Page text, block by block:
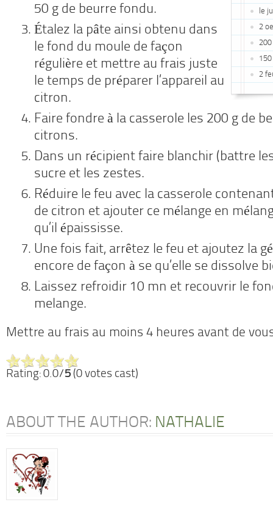
le
2
2
50 g de beurre fondu.
Étalez la pâte ainsi obtenu dans
le fond du moule de façon
régulière et mettre au frais juste
le temps de préparer l’appareil au
citron.
Faire fondre à la casserole les 200 g de
citrons.
Dans un récipient faire blanchir (battre
sucre et les zestes.
Réduire le feu avec la casserole
de citron et ajouter ce mélange en
qu’il épaississe.
Une fois fait, arrêtez le feu et ajoutez la
encore de façon à se qu’elle se dissolve
Laissez refroidir 10 mn et recouvrir le
melange.
Mettre au frais au moins 4 heures avant de
Rating: 0.0/5 (0 votes cast)
ABOUT THE AUTHOR: NATHALIE